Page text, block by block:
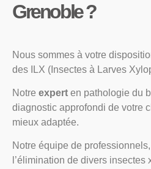
Grenoble ?
Nous sommes à votre
des ILX (Insectes à Larves
Notre expert en pathologie du
diagnostic approfondi de votre
mieux adaptée.
Notre équipe de
l’élimination de divers